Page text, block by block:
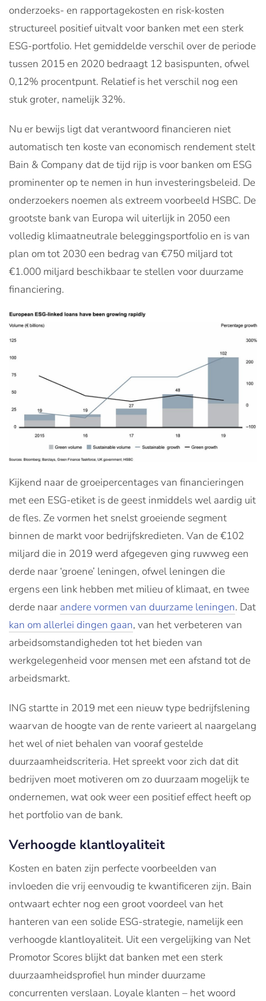
onderzoeks- en rapportagekosten en risk-kosten
structureel positief uitvalt voor banken met een sterk
ESG-portfolio. Het gemiddelde verschil over de periode
tussen 2015 en 2020 bedraagt 12 basispunten, ofwel
0,12% procentpunt. Relatief is het verschil nog een
stuk groter, namelijk 32%.
Nu er bewijs ligt dat verantwoord financieren niet
automatisch ten koste van economisch rendement stelt
Bain & Company dat de tijd rijp is voor banken om ESG
prominenter op te nemen in hun investeringsbeleid. De
onderzoekers noemen als extreem voorbeeld HSBC. De
grootste bank van Europa wil uiterlijk in 2050 een
volledig klimaatneutrale beleggingsportfolio en is van
plan om tot 2030 een bedrag van €750 miljard tot
€1.000 miljard beschikbaar te stellen voor duurzame
financiering.
Kijkend naar de groeipercentages van financieringen
met een ESG-etiket is de geest inmiddels wel aardig uit
de fles. Ze vormen het snelst groeiende segment
binnen de markt voor bedrijfskredieten. Van de €102
miljard die in 2019 werd afgegeven ging ruwweg een
derde naar ‘groene’ leningen, ofwel leningen die
ergens een link hebben met milieu of klimaat, en twee
derde naar andere vormen van duurzame leningen. Dat
kan om allerlei dingen gaan, van het verbeteren van
arbeidsomstandigheden tot het bieden van
werkgelegenheid voor mensen met een afstand tot de
arbeidsmarkt.
ING startte in 2019 met een nieuw type bedrijfslening
waarvan de hoogte van de rente varieert al naargelang
het wel of niet behalen van vooraf gestelde
duurzaamheidscriteria. Het spreekt voor zich dat dit
bedrijven moet motiveren om zo duurzaam mogelijk te
ondernemen, wat ook weer een positief effect heeft op
het portfolio van de bank.
Verhoogde klantloyaliteit
Kosten en baten zijn perfecte voorbeelden van
invloeden die vrij eenvoudig te kwantificeren zijn. Bain
ontwaart echter nog een groot voordeel van het
hanteren van een solide ESG-strategie, namelijk een
verhoogde klantloyaliteit. Uit een vergelijking van Net
Promotor Scores blijkt dat banken met een sterk
duurzaamheidsprofiel hun minder duurzame
concurrenten verslaan. Loyale klanten – het woord